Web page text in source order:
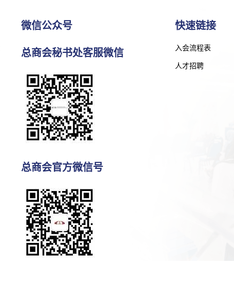
微信公众号
总商会秘书处客服微信
总商会官方微信号
快速链接
入会流程表
人才招聘